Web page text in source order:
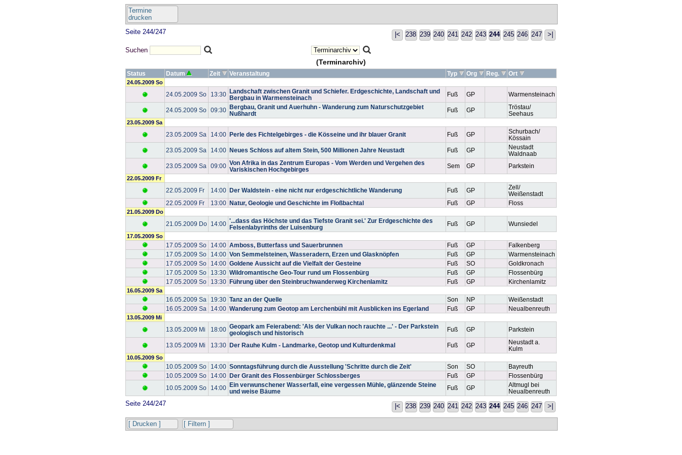
Termine
drucken
Seite 244/247
|< 238 239 240 241 242 243 244 245 246 247 >|
Suchen
(Terminarchiv)
Status Datum Zeit Veranstaltung Typ Org Reg. Ort
24.05.2009 So
24.05.2009 So 13:30 Landschaft zwischen Granit und Schiefer. Erdgeschichte, Landschaft und
Bergbau in Warmensteinach
Fuß GP Warmensteinach
24.05.2009 So 09:30 Bergbau, Granit und Auerhuhn - Wanderung zum Naturschutzgebiet
Nußhardt
Fuß GP
Tröstau/
Seehaus
23.05.2009 Sa
23.05.2009 Sa 14:00 Perle des Fichtelgebirges - die Kösseine und ihr blauer Granit Fuß GP
Schurbach/
Kössain
23.05.2009 Sa
14:00 Neues Schloss auf altem Stein, 500 Millionen Jahre Neustadt Fuß GP
Neustadt
Waldnaab
23.05.2009 Sa
09:00 Von Afrika in das Zentrum Europas - Vom Werden und Vergehen des
Variskischen Hochgebirges
Sem GP Parkstein
22.05.2009 Fr
22.05.2009 Fr 14:00 Der Waldstein - eine nicht nur erdgeschichtliche Wanderung Fuß GP
Zell/
Weißenstadt
22.05.2009 Fr
13:00 Natur, Geologie und Geschichte im Floßbachtal Fuß GP Floss
21.05.2009 Do
21.05.2009 Do 14:00 '...dass das Höchste und das Tiefste Granit sei.' Zur Erdgeschichte des
Felsenlabyrinths der Luisenburg
Fuß GP Wunsiedel
17.05.2009 So
17.05.2009 So 14:00 Amboss, Butterfass und Sauerbrunnen Fuß GP
Falkenberg
17.05.2009 So
14:00 Von Semmelsteinen, Wasseradern, Erzen und Glasknöpfen Fuß GP
Warmensteinach
17.05.2009 So
14:00 Goldene Aussicht auf die Vielfalt der Gesteine Fuß SO
Goldkronach
17.05.2009 So
13:30 Wildromantische Geo-Tour rund um Flossenbürg Fuß GP
Flossenbürg
17.05.2009 So
13:30 Führung über den Steinbruchwanderweg Kirchenlamitz Fuß GP Kirchenlamitz
16.05.2009 Sa
16.05.2009 Sa 19:30 Tanz an der Quelle Son NP
Weißenstadt
16.05.2009 Sa
14:00 Wanderung zum Geotop am Lerchenbühl mit Ausblicken ins Egerland Fuß GP Neualbenreuth
13.05.2009 Mi
13.05.2009 Mi 18:00 Geopark am Feierabend: 'Als der Vulkan noch rauchte ...' - Der Parkstein
geologisch und historisch
Fuß GP Parkstein
13.05.2009 Mi 13:30 Der Rauhe Kulm - Landmarke, Geotop und Kulturdenkmal Fuß GP
Neustadt a.
Kulm
10.05.2009 So
10.05.2009 So 14:00 Sonntagsführung durch die Ausstellung 'Schritte durch die Zeit' Son SO
Bayreuth
10.05.2009 So
14:00 Der Granit des Flossenbürger Schlossberges Fuß GP
Flossenbürg
10.05.2009 So
14:00 Ein verwunschener Wasserfall, eine vergessen Mühle, glänzende Steine
und weise Bäume
Fuß GP
Altmugl bei
Neualbenreuth
Seite 244/247 |< 238 239 240 241 242 243 244 245 246 247 >|
[ Drucken ] [ Filtern ]